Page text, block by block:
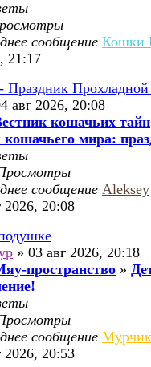
сообщениеКошки
21:17
- Праздник
авг 2026, 20:08
кошачьих тайн
мира:
сообщениеAleksey
2026, 20:08
» 03 авг 2026, 20:18
пространство »
сообщение
2026, 20:53